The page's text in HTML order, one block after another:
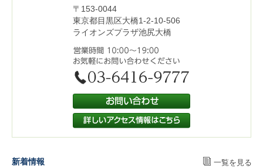
〒153-0044
東京都目黒区大橋1-2-10-506
ライオンズプラザ池尻大橋
新着情報 一覧を見る